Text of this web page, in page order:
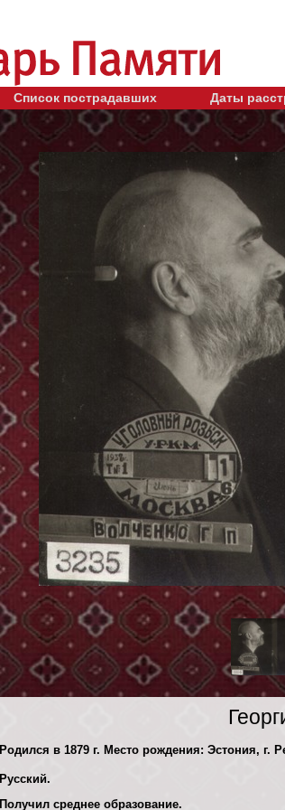
Список пострадавших Даты
Родился в 1879 г. Место рождения: Эстония, г.
Русский.
Получил среднее образование.